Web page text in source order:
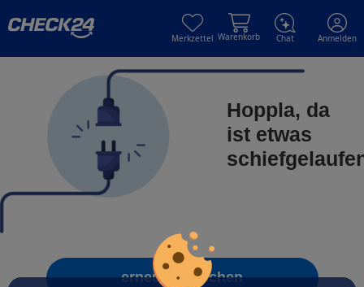
Merkzettel Warenkorb Chat Anmelden
Hoppla, da
ist etwas
erneut versuchen